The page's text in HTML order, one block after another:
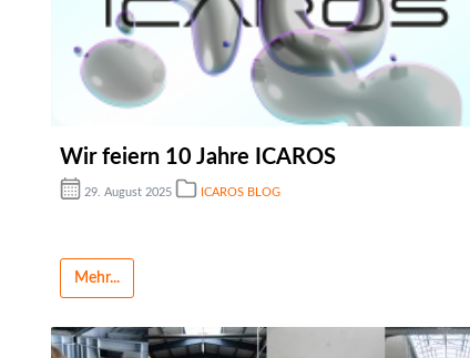
Wir feiern 10 Jahre ICAROS
29. August 2025 ICAROS BLOG
Mehr...